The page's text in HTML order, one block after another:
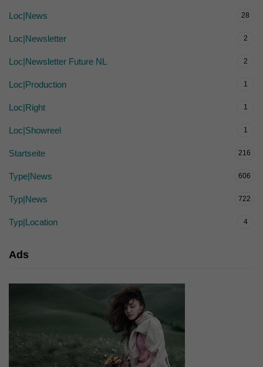
Loc|News 28
Loc|Newsletter 2
Loc|Newsletter Future NL 2
Loc|Production 1
Loc|Right 1
Loc|Showreel 1
Startseite 216
Type|News 606
Typ|News 722
Typ|Location 4
Ads